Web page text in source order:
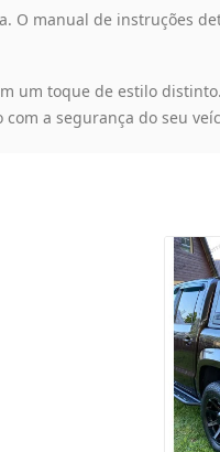
O manual de instruções
um toque de estilo
a segurança do seu